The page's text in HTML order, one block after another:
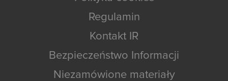
Regulamin
Kontakt IR
Bezpieczeństwo Informacji
Niezamówione materiały